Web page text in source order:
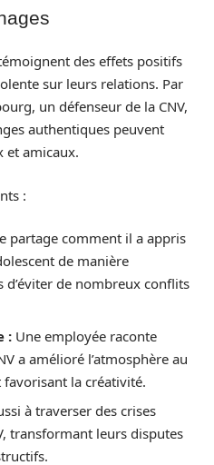
des effets positifs
sur leurs relations. Par
un défenseur de la CNV,
authentiques peuvent
et amicaux.
:
partage comment il a appris
de manière
de nombreux conflits
: Une employée raconte
a amélioré l’atmosphère au
la créativité.
à traverser des crises
transformant leurs disputes